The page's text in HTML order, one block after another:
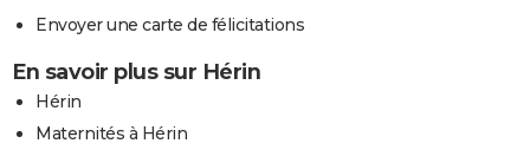
Envoyer une carte de félicitations
En savoir plus sur Hérin
Hérin
Maternités à Hérin